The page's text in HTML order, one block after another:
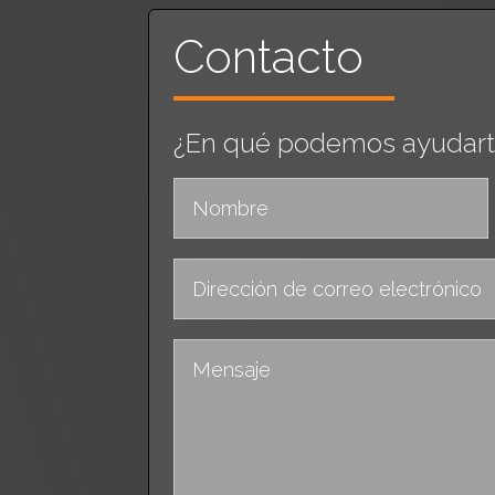
Contacto
¿En qué podemos